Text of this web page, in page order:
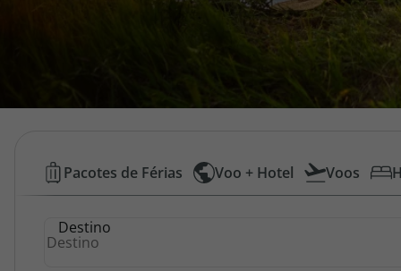
Área de Cliente
Hotéis
Baratos
Pacotes de Férias Voo + Hotel Voos
Destino